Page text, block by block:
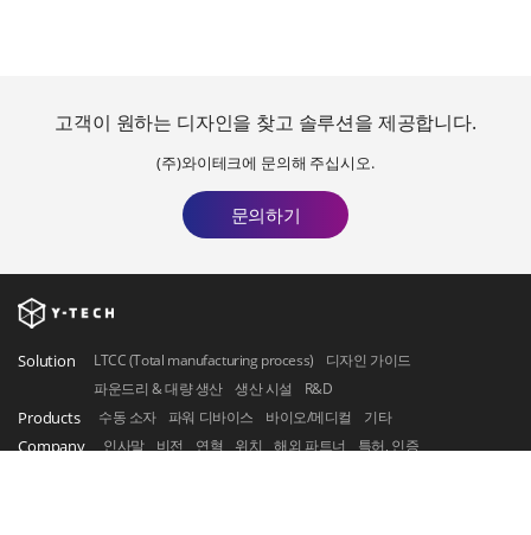
고객이 원하는 디자인을 찾고 솔루션을 제공합니다.
(주)와이테크에 문의해 주십시오.
문의하기
Solution LTCC (Total manufacturing process)
디자인 가이드
파운드리 & 대량 생산 생산 시설 R&D
Products 수동 소자 파워 디바이스 바이오/메디컬 기타
Company 인사말 비전 연혁 위치 해외 파트너 특허, 인증